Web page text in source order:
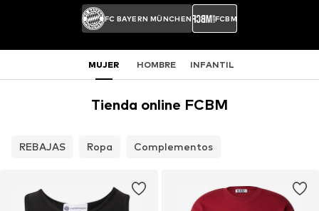
FC BAYERN MÜNCHEN FCBM
MUJER HOMBRE INFANTIL
Tienda online FCBM
REBAJAS Ropa Complementos